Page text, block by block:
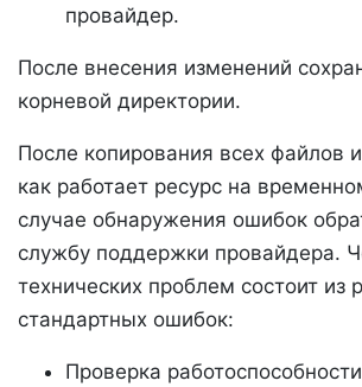
провайдер.
После внесения изменений
корневой директории.
После копирования всех файлов
как работает ресурс на
случае обнаружения ошибок
службу поддержки провайдера.
технических проблем состоит из
стандартных ошибок:
Проверка